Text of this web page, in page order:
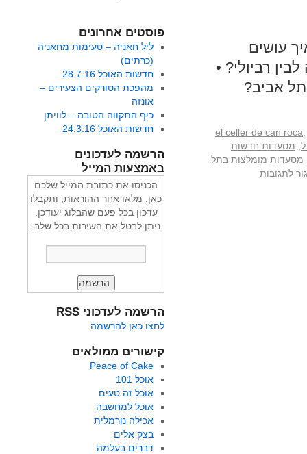
עושים
רביולי? •
אביב?
el celler de can roca
מסעדות חדשות
מסעדות מומלצות בתל
לתגובות
פוסטים אחרונים
ליל חאניה – טעימות מחאניה
(כרתים)
חדשות האוכל 28.7.16
מהפכת הטורקים הצעירים –
אונזה
כיף התקווה הטובה – לוויתן
חדשות האוכל 24.3.16
הרשמה לעדכונים
באמצעות המייל
הכניסו את כתובת המייל שלכם
כאן, מלאו אחר ההוראות, ותקבלו
עדכון בכל פעם שהבלוג יעודכן.
ניתן לבטל את השירות בכל שלב:
הרשמה לעדכוני RSS
לחצו כאן להרשמה
קישורים ממולאים
Peace of Cake
אוכל 101
אוכל זה טעים
אוכל למחשבה
אכילה נורמלית
בצק אלים
דברים בעלמה